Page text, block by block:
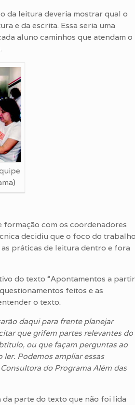
da leitura deveria mostrar qual o
e da escrita. Essa seria uma
aluno caminhos que atendam o
com os coordenadores
decidiu que o foco do
práticas de leitura dentro e fora
do texto “Apontamentos a partir
feitos e as
o texto.
daqui para frente planejar
que grifem partes relevantes do
ou que façam perguntas ao
Podemos ampliar essas
do Programa Além das
parte do texto que não foi lida